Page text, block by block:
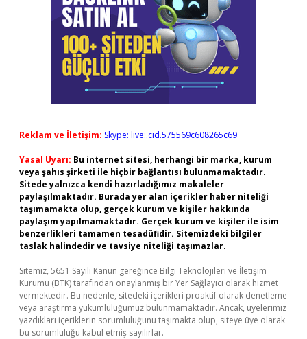
Reklam ve İletişim: Skype: live:.cid.575569c608265c69
Yasal Uyarı: Bu internet sitesi, herhangi bir marka, kurum
veya şahıs şirketi ile hiçbir bağlantısı bulunmamaktadır.
Sitede yalnızca kendi hazırladığımız makaleler
paylaşılmaktadır. Burada yer alan içerikler haber niteliği
taşımamakta olup, gerçek kurum ve kişiler hakkında
paylaşım yapılmamaktadır. Gerçek kurum ve kişiler ile isim
benzerlikleri tamamen tesadüfidir. Sitemizdeki bilgiler
taslak halindedir ve tavsiye niteliği taşımazlar.
Sitemiz, 5651 Sayılı Kanun gereğince Bilgi Teknolojileri ve İletişim
Kurumu (BTK) tarafından onaylanmış bir Yer Sağlayıcı olarak hizmet
vermektedir. Bu nedenle, sitedeki içerikleri proaktif olarak denetleme
veya araştırma yükümlülüğümüz bulunmamaktadır. Ancak, üyelerimiz
yazdıkları içeriklerin sorumluluğunu taşımakta olup, siteye üye olarak
bu sorumluluğu kabul etmiş sayılırlar.